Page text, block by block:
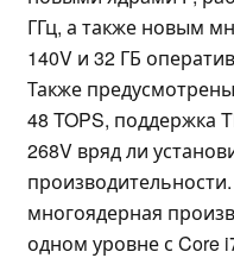
ГГц, а также новым
140V и 32 ГБ
Также
48 TOPS, поддержка
268V вряд ли
многоядерная
одном уровне с Core